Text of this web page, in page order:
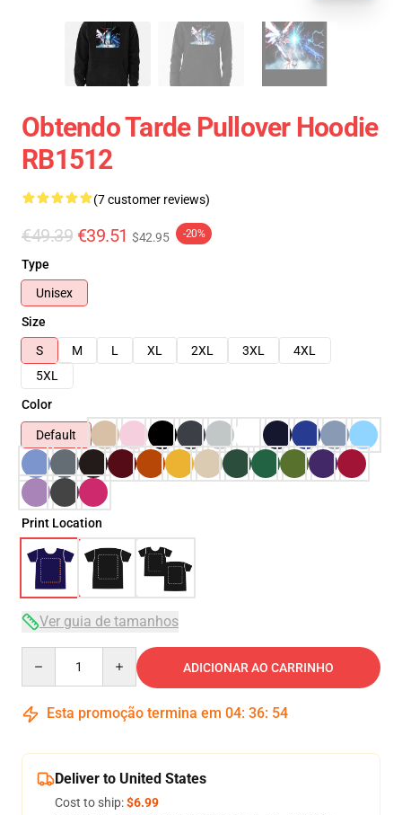
Obtendo Tarde Pullover Hoodie
RB1512
(7 customer reviews)
€49.39 €39.51 $42.95 -20%
Type
Unisex
Size
S
M L XL 2XL 3XL
4XL
5XL
Color
Default
Print Location
Ver guia de tamanhos
ADICIONAR AO CARRINHO
Esta promoção termina em 04: 36: 53
Deliver to United States
Cost to ship:$6.99